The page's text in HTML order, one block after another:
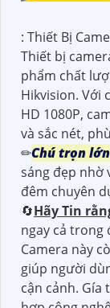
: Thiết Bị
Thiết bị
phẩm chất
Hikvision. Với
HD 1080P,
và sắc nét,
✏Chú trọn
sáng đẹp nhờ
đêm chuyên
🔄Hãy Tin
ngay cả trong
Camera này
giúp người
cận cảnh. Gía